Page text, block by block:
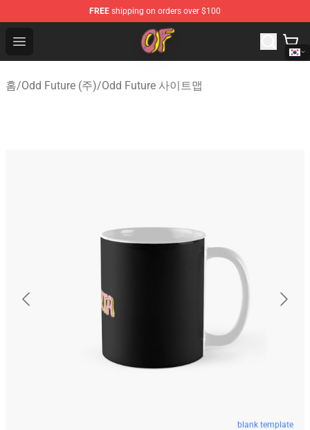
FREE shipping on orders over $100
Open menu
Odd Future Shop - Official Odd Future Merchandise Store
홈/Odd Future (주)/Odd Future 사이트맵
blank template